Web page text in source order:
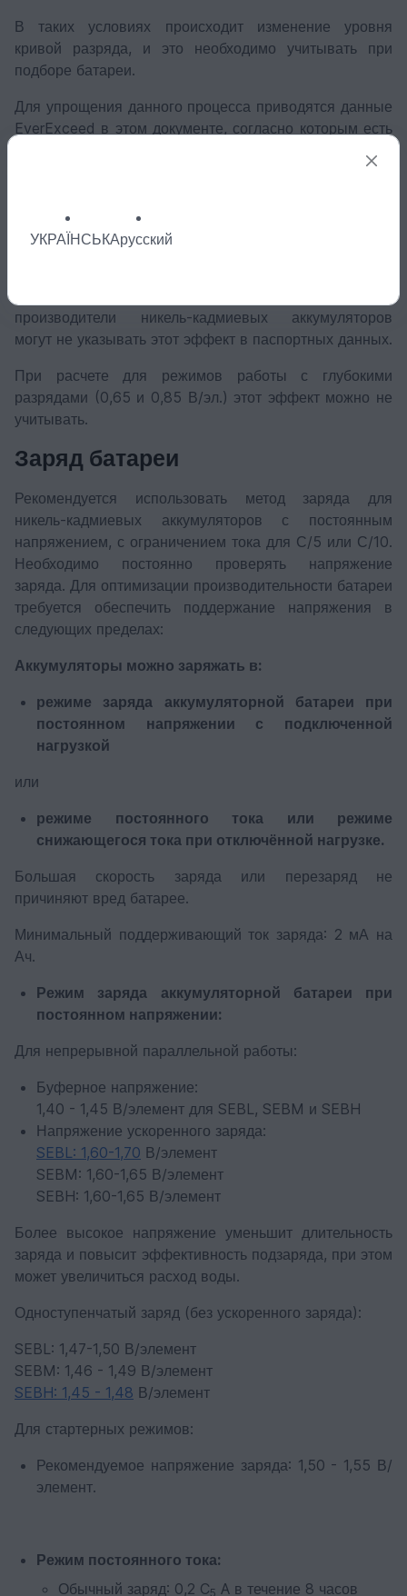
В таких условиях происходит изменение уровня
кривой разряда, и это необходимо учитывать при
подборе батареи.
Для упрощения данного процесса приводятся данные
EverExceed в этом документе, согласно которым есть
60623, так и данные о полном заряде после
использоваться непосредственно в расчетах при
подборе батарей.
производители никель-кадмиевых аккумуляторов
могут не указывать этот эффект в паспортных данных.
При расчете для режимов работы с глубокими
разрядами (0,65 и 0,85 В/эл.) этот эффект можно не
учитывать.
Заряд батареи
Рекомендуется использовать метод заряда для
никель-кадмиевых аккумуляторов с постоянным
напряжением, с ограничением тока для С/5 или С/10.
Необходимо постоянно проверять напряжение
заряда. Для оптимизации производительности батареи
требуется обеспечить поддержание напряжения в
следующих пределах:
Аккумуляторы можно заряжать в:
режиме заряда аккумуляторной батареи при
постоянном напряжении с подключенной
нагрузкой
или
режиме постоянного тока или режиме
снижающегося тока при отключённой нагрузке.
Большая скорость заряда или перезаряд не
причиняют вред батарее.
Минимальный поддерживающий ток заряда: 2 мА на
Ач.
Режим заряда аккумуляторной батареи при
постоянном напряжении:
Для непрерывной параллельной работы:
Буферное напряжение:
1,40 - 1,45 В/элемент для SEBL, SEBM и SEBH
Напряжение ускоренного заряда:
SEBL: 1,60-1,70 В/элемент
SEBM: 1,60-1,65 В/элемент
SEBH: 1,60-1,65 В/элемент
Более высокое напряжение уменьшит длительность
заряда и повысит эффективность подзаряда, при этом
может увеличиться расход воды.
Одноступенчатый заряд (без ускоренного заряда):
SEBL: 1,47-1,50 В/элемент
SEBM: 1,46 - 1,49 В/элемент
SEBH: 1,45 - 1,48 В/элемент
Для стартерных режимов:
Рекомендуемое напряжение заряда: 1,50 - 1,55 В/
элемент.
Режим постоянного тока:
Обычный заряд: 0,2 C5 A в течение 8 часов
УКРАЇНСЬКАрусский